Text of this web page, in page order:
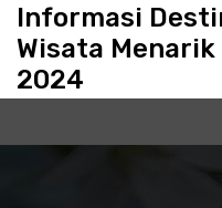
Informasi
Wisata Menarik
2024